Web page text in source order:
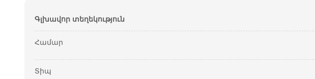
Գլխավոր տեղեկություն
Համար
Տիպ